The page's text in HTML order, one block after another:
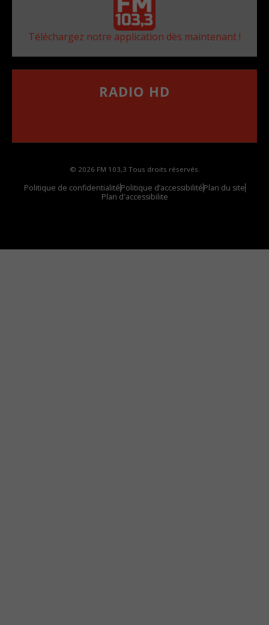
Téléchargez notre application dès maintenant !
RADIO HD
© 2026 FM 103,3 Tous droits réservés.
Politique de confidentialitéPolitique d’accessibilitéPlan du site
Plan d'accessibilite